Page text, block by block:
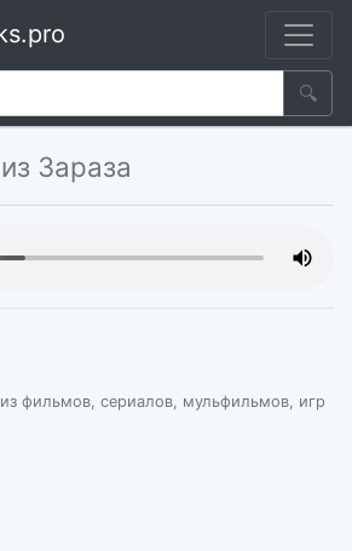
🔍
из Зараза
фильмов, сериалов, мульфильмов, игр